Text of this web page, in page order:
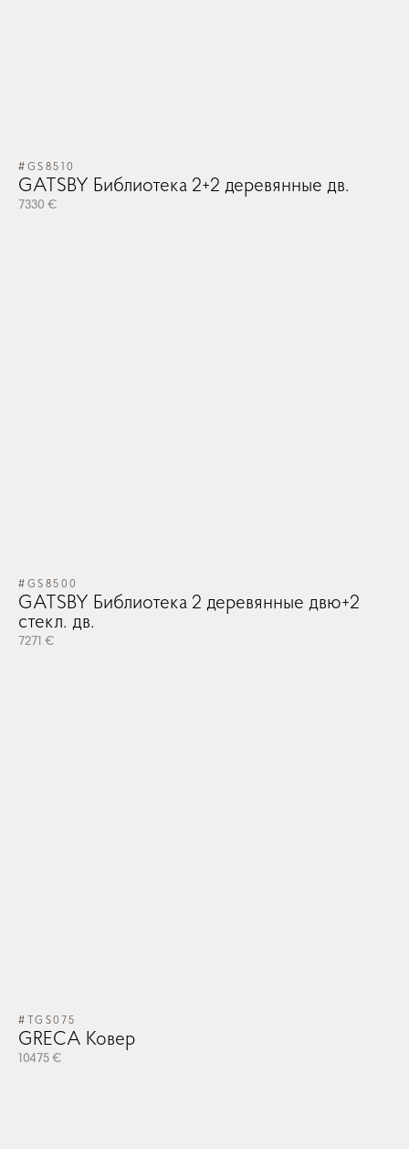
#GS8510
GATSBY Библиотека 2+2 деревянные дв.
7330 €
#GS8500
GATSBY Библиотека 2 деревянные двю+2
стекл. дв.
7271 €
#TGS075
GRECA Ковер
10475 €